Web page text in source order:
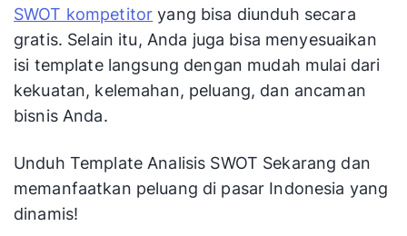
SWOT kompetitor yang bisa diunduh secara
gratis. Selain itu, Anda juga bisa menyesuaikan
isi template langsung dengan mudah mulai dari
kekuatan, kelemahan, peluang, dan ancaman
bisnis Anda.
Unduh Template Analisis SWOT Sekarang dan
memanfaatkan peluang di pasar Indonesia yang
dinamis!